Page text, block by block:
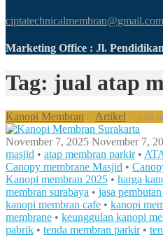
ciptatechnicalmembran@gmail.com
Marketing Office : Jl.
Tag: jual atap
Kanopi Membran > Artikel > jual
November 7, 2025 November 7,
masjid • atap membran parkir•
Canopy membrane Masjid •
Kanopi membran 2025 • harga
membran surabaya • jasa
kanopi membran cafe • kanopi
membrane • keunggulan kanopi
pabrik • tenda membran parkir•